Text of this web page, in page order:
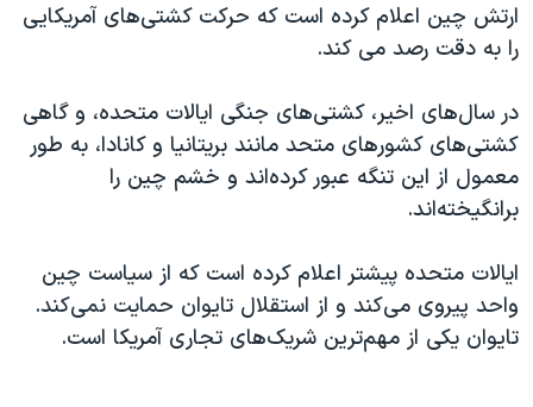
ارتش چین اعلام کرده است که حرکت کشتی‌های آمریکایی
را به دقت رصد می کند.
در سال‌های اخیر، کشتی‌های جنگی ایالات متحده، و گاهی
کشتی‌های کشورهای متحد مانند بریتانیا و کانادا، به طور
معمول از این تنگه عبور کرده‌اند و خشم چین را
برانگیخته‌اند.
ایالات متحده پیشتر اعلام کرده است که از سیاست چین
واحد پیروی می‌کند و از استقلال تایوان حمایت نمی‌کند.
تایوان یکی از مهم‌ترین شریک‌های تجاری آمریکا است.